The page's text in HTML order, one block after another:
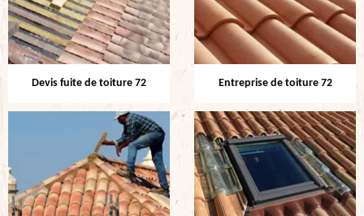
Devis fuite de toiture 72 Entreprise de toiture 72